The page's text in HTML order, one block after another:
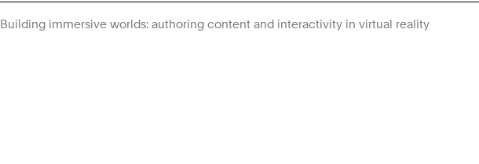
Building immersive worlds: authoring content and interactivity in virtual reality